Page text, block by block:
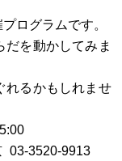
ログラムです。
だを動かしてみま
れるかもしれませ
3520-9913